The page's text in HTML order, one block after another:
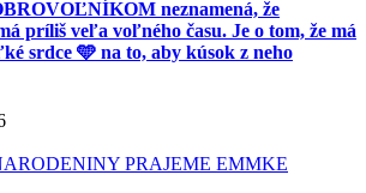
neznamená, že
príliš veľa voľného času. Je o tom, že má
srdce 🩵 na to, aby kúsok z neho
PRAJEME EMMKE